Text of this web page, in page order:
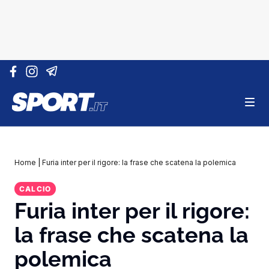
Vai al contenuto
Home Furia inter per il rigore: la frase che scatena la polemica
CALCIO
Furia inter per il rigore:
la frase che scatena la
polemica